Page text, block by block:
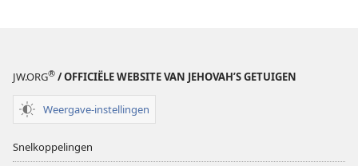
JW.ORG® / OFFICIËLE WEBSITE VAN JEHOVAH’S GETUIGEN
Weergave-instellingen
Snelkoppelingen